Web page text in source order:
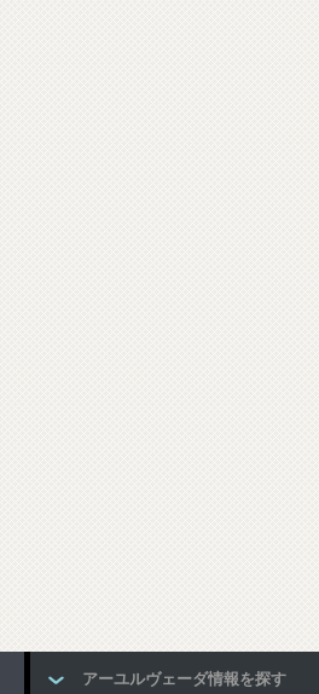
アーユルヴェーダ情報を探す